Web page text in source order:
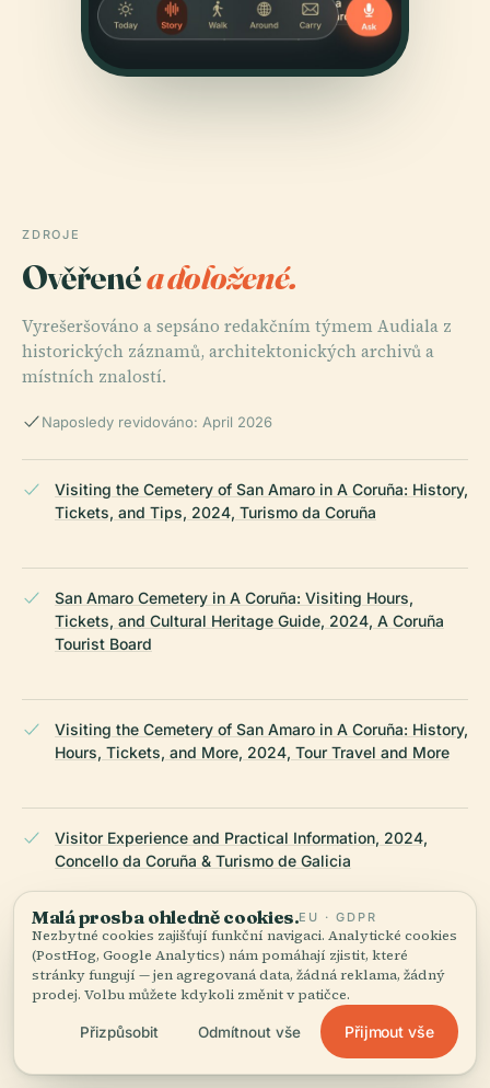
ZDROJE
Ověřenéa doložené.
Vyrešeršováno a sepsáno redakčním týmem Audiala z
historických záznamů, architektonických archivů a
místních znalostí.
Naposledy revidováno: April 2026
Visiting the Cemetery of San Amaro in A Coruña: History,
Tickets, and Tips, 2024, Turismo da Coruña
San Amaro Cemetery in A Coruña: Visiting Hours,
Tickets, and Cultural Heritage Guide, 2024, A Coruña
Tourist Board
Visiting the Cemetery of San Amaro in A Coruña: History,
Hours, Tickets, and More, 2024, Tour Travel and More
Visitor Experience and Practical Information, 2024,
Concello da Coruña & Turismo de Galicia
Spain.info’s Cemeteries Route, 2024, Spain Tourism
Association of Significant Cemeteries in Europe (ASCE),
Malá prosba ohledně cookies.EU · GDPR
Nezbytné cookies zajišťují funkční navigaci. Analytické cookies
(PostHog, Google Analytics) nám pomáhají zjistit, které
stránky fungují — jen agregovaná data, žádná reklama, žádný
prodej. Volbu můžete kdykoli změnit v patičce.
Přizpůsobit Odmítnout vše Přijmout vše